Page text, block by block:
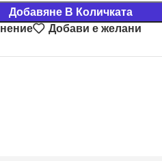
Добавяне В Количката
Добави е желани